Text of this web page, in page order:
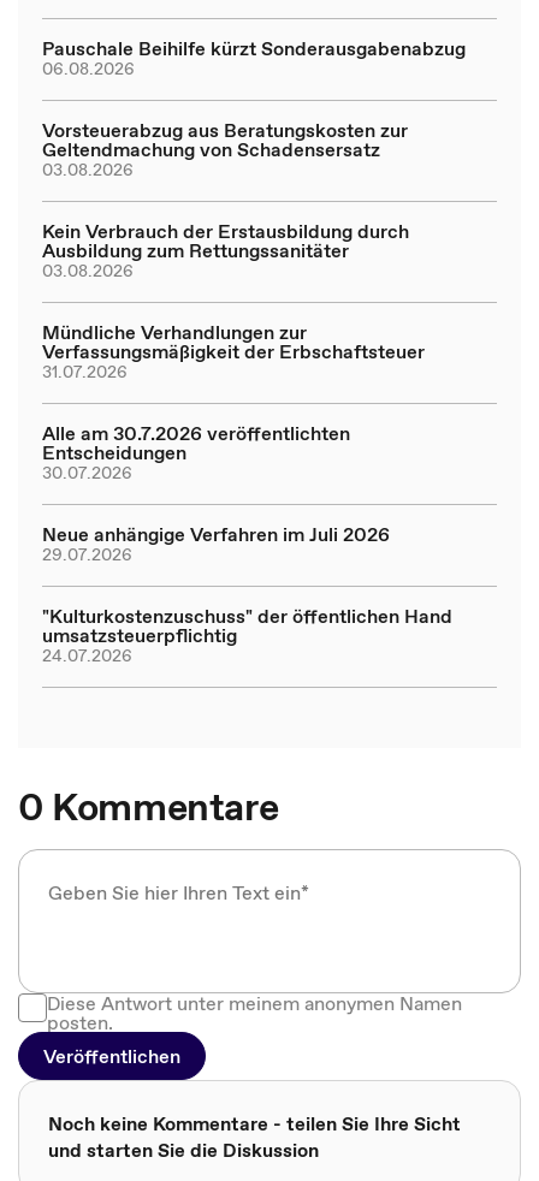
Pauschale Beihilfe kürzt Sonderausgabenabzug
06.08.2026
Vorsteuerabzug aus Beratungskosten zur
Geltendmachung von Schadensersatz
03.08.2026
Kein Verbrauch der Erstausbildung durch
Ausbildung zum Rettungssanitäter
03.08.2026
Mündliche Verhandlungen zur
Verfassungsmäßigkeit der Erbschaftsteuer
31.07.2026
Alle am 30.7.2026 veröffentlichten
Entscheidungen
30.07.2026
Neue anhängige Verfahren im Juli 2026
29.07.2026
"Kulturkostenzuschuss" der öffentlichen Hand
umsatzsteuerpflichtig
24.07.2026
0 Kommentare
Diese Antwort unter meinem anonymen Namen
posten.
Veröffentlichen
Noch keine Kommentare - teilen Sie Ihre Sicht
und starten Sie die Diskussion